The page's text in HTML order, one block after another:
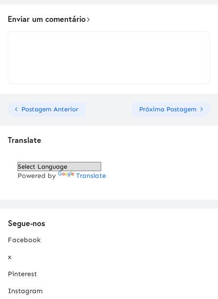
Enviar um comentário
Postagem Anterior Próxima Postagem
Translate
Powered by Translate
Segue-nos
Facebook
x
Pinterest
Instagram